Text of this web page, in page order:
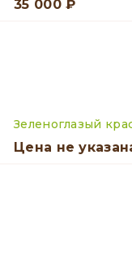
35 000 ₽
Зеленоглазый
Цена не